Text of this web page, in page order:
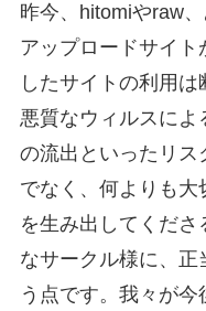
昨今、hitomiやraw
アップロードサイト
したサイトの利用は
悪質なウィルスによ
の流出といったリス
でなく、何よりも
を生み出してくださ
なサークル様に、
う点です。我々が